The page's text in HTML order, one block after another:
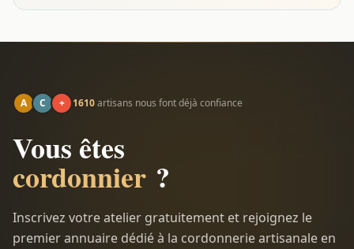
A C + 1610artisans nous font déjà confiance
Vous êtes
cordonnier ?
Inscrivez votre atelier gratuitement et rejoignez le
premier annuaire dédié à la cordonnerie artisanale en